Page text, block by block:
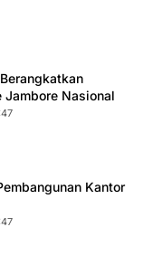
Jambore Nasional
Kantor